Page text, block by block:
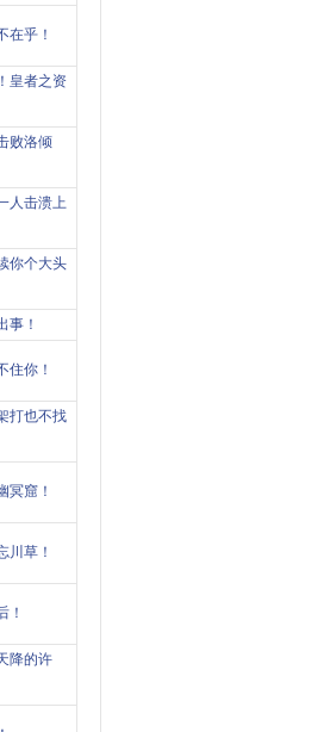
在乎！
皇者之资
败洛倾
人击溃上
你个大头
事！
住你！
打也不找
冥窟！
川草！
！
降的许